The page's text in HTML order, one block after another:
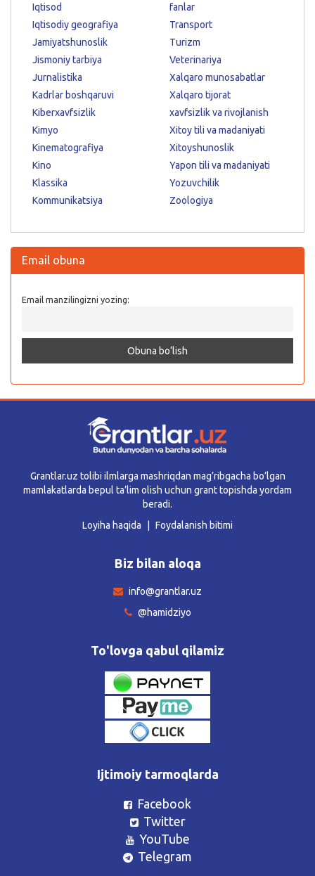
Iqtisod
Iqtisodiy geografiya
Jamiyatshunoslik
Jismoniy tarbiya
Jurnalistika
Kadrlar boshqaruvi
Kiberxavfsizlik
Kimyo
Kinematografiya
Kino
Klassika
Kommunikatsiya
fanlar
Transport
Turizm
Veterinariya
Xalqaro munosabatlar
Xalqaro tijorat
xavfsizlik va rivojlanish
Xitoy tili va madaniyati
Xitoyshunoslik
Yapon tili va madaniyati
Yozuvchilik
Zoologiya
Email obuna
Email manzilingizni yozing:
Grantlar.uz tolibi ilmlarga mashriqdan mag’ribgacha bo’lgan
mamlakatlarda bepul ta’lim olish uchun grant topishda yordam
beradi.
Loyiha haqida
Foydalanish bitimi
Biz bilan aloqa
info@grantlar.uz
@hamidziyo
To'lovga qabul qilamiz
Ijtimoiy tarmoqlarda
Facebook
Twitter
YouTube
Telegram